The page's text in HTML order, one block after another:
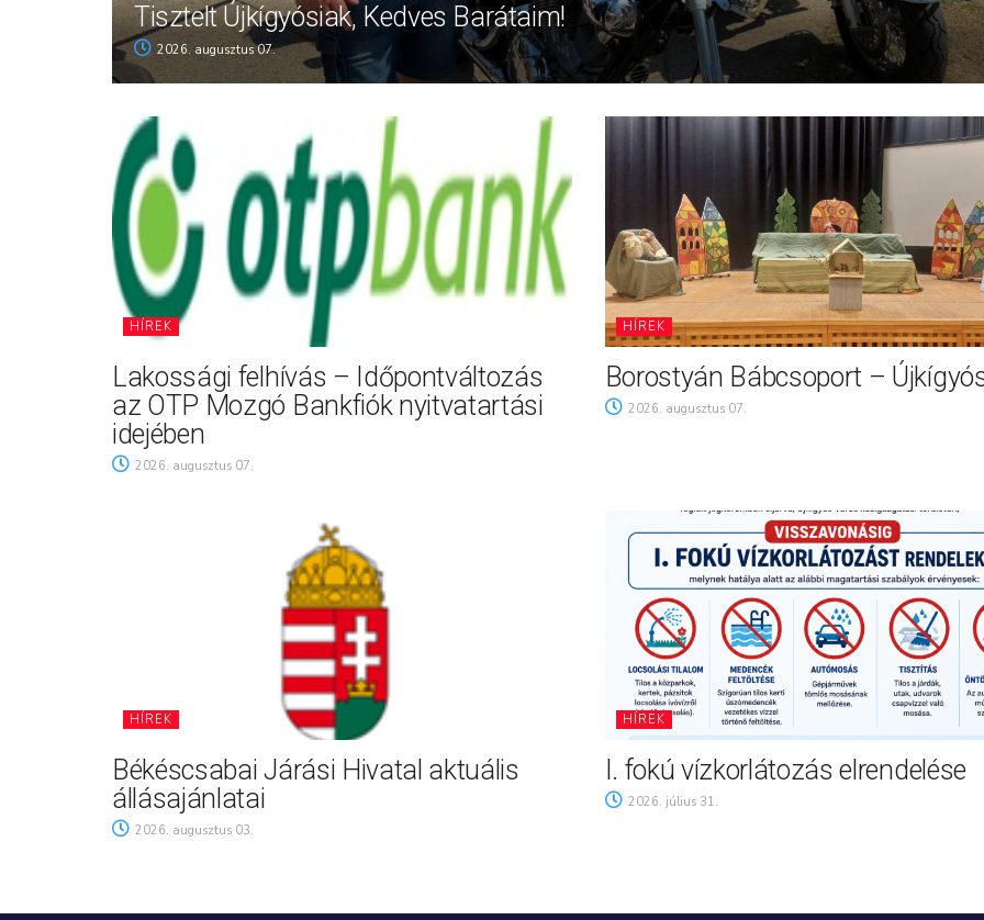
Tisztelt Újkígyósiak, Kedves Barátaim!
2026. augusztus 07.
HÍREK
Lakossági felhívás – Időpontváltozás
az OTP Mozgó Bankfiók nyitvatartási
idejében
2026. augusztus 07.
HÍREK
Borostyán Bábcsoport –
2026. augusztus 07.
HÍREK
Békéscsabai Járási Hivatal aktuális
állásajánlatai
2026. augusztus 03.
HÍREK
I. fokú vízkorlátozás elrendelése
2026. július 31.